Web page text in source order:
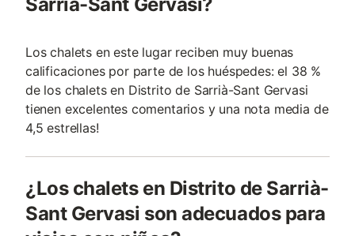
Los chalets en este lugar reciben muy buenas
calificaciones por parte de los huéspedes: el 38 %
de los chalets en Distrito de Sarrià-Sant Gervasi
tienen excelentes comentarios y una nota media de
4,5 estrellas!
¿Los chalets en Distrito de Sarrià-
Sant Gervasi son adecuados para